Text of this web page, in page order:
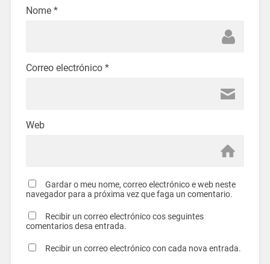
Nome *
Correo electrónico *
Web
Gardar o meu nome, correo electrónico e web neste
navegador para a próxima vez que faga un comentario.
Recibir un correo electrónico cos seguintes
comentarios desa entrada.
Recibir un correo electrónico con cada nova entrada.